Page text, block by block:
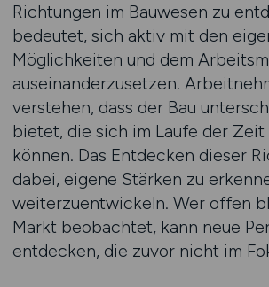
Richtungen im Bauwesen zu
bedeutet, sich aktiv mit den
Möglichkeiten und dem
auseinanderzusetzen.
verstehen, dass der Bau
bietet, die sich im Laufe der Zeit
können. Das Entdecken dieser
dabei, eigene Stärken zu
weiterzuentwickeln. Wer offen
Markt beobachtet, kann neue
entdecken, die zuvor nicht im